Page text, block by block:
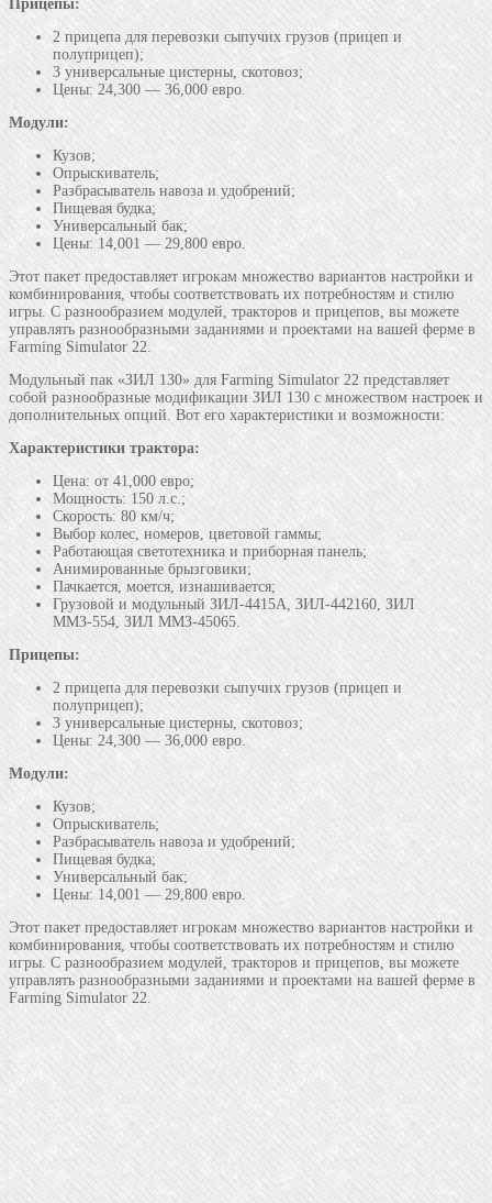
Прицепы:
2 прицепа для перевозки сыпучих грузов (прицеп и
полуприцеп);
3 универсальные цистерны, скотовоз;
Цены: 24,300 — 36,000 евро.
Модули:
Кузов;
Опрыскиватель;
Разбрасыватель навоза и удобрений;
Пищевая будка;
Универсальный бак;
Цены: 14,001 — 29,800 евро.
Этот пакет предоставляет игрокам множество вариантов настройки и
комбинирования, чтобы соответствовать их потребностям и стилю
игры. С разнообразием модулей, тракторов и прицепов, вы можете
управлять разнообразными заданиями и проектами на вашей ферме в
Farming Simulator 22.
Модульный пак «ЗИЛ 130» для Farming Simulator 22 представляет
собой разнообразные модификации ЗИЛ 130 с множеством настроек и
дополнительных опций. Вот его характеристики и возможности:
Характеристики трактора:
Цена: от 41,000 евро;
Мощность: 150 л.с.;
Скорость: 80 км/ч;
Выбор колес, номеров, цветовой гаммы;
Работающая светотехника и приборная панель;
Анимированные брызговики;
Пачкается, моется, изнашивается;
Грузовой и модульный ЗИЛ-4415А, ЗИЛ-442160, ЗИЛ
ММЗ-554, ЗИЛ ММЗ-45065.
Прицепы:
2 прицепа для перевозки сыпучих грузов (прицеп и
полуприцеп);
3 универсальные цистерны, скотовоз;
Цены: 24,300 — 36,000 евро.
Модули:
Кузов;
Опрыскиватель;
Разбрасыватель навоза и удобрений;
Пищевая будка;
Универсальный бак;
Цены: 14,001 — 29,800 евро.
Этот пакет предоставляет игрокам множество вариантов настройки и
комбинирования, чтобы соответствовать их потребностям и стилю
игры. С разнообразием модулей, тракторов и прицепов, вы можете
управлять разнообразными заданиями и проектами на вашей ферме в
Farming Simulator 22.